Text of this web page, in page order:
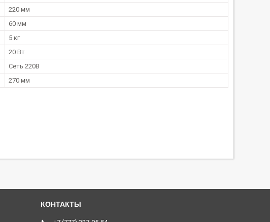
220 мм
60 мм
5 кг
20 Вт
Сеть 220В
270 мм